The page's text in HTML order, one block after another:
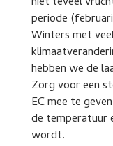
periode
Winters met
hebben we de
Zorg voor een
EC mee te
de temperatuur
wordt.